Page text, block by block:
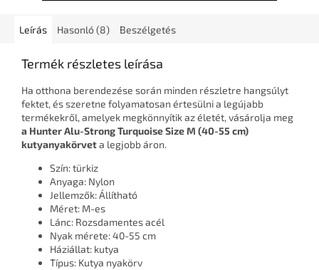
Leírás Hasonló (8) Beszélgetés
Termék részletes leírása
Ha otthona berendezése során minden részletre hangsúlyt
fektet, és szeretne folyamatosan értesülni a legújabb
termékekről, amelyek megkönnyítik az életét, vásárolja meg
a Hunter Alu-Strong Turquoise Size M (40-55 cm)
kutyanyakörveta legjobb áron.
Szín: türkiz
Anyaga: Nylon
Jellemzők: Állítható
Méret: M-es
Lánc: Rozsdamentes acél
Nyak mérete: 40-55 cm
Háziállat: kutya
Típus: Kutya nyakörv